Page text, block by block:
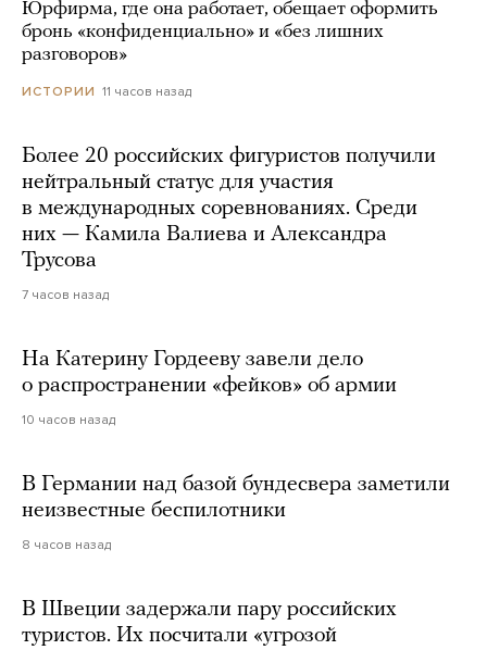
Юрфирма, где она работает, обещает оформить
бронь «конфиденциально» и «без лишних
разговоров»
ИСТОРИИ 11 часов назад
Более 20 российских фигуристов получили
нейтральный статус для участия
в международных соревнованиях. Среди
них — Камила Валиева и Александра
Трусова
7 часов назад
На Катерину Гордееву завели дело
о распространении «фейков» об армии
10 часов назад
В Германии над базой бундесвера заметили
неизвестные беспилотники
8 часов назад
В Швеции задержали пару российских
туристов. Их посчитали «угрозой